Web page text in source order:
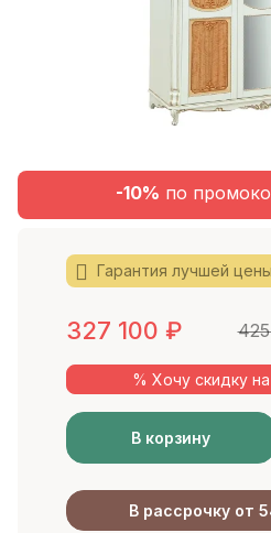
-10% по
Гарантия лучшей цены
327 100 ₽
% Хочу скидку
В корзину
В рассрочку от